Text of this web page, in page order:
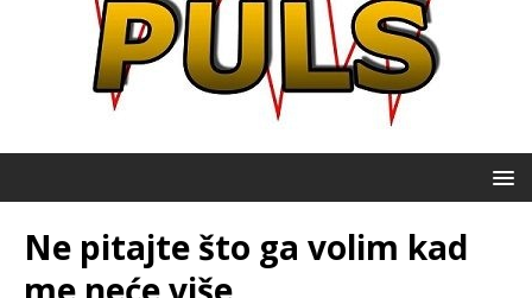
Ne pitajte što ga volim kad